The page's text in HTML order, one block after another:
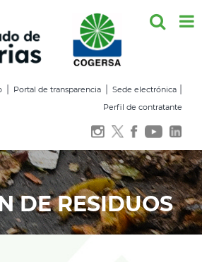
| Portal de transparencia | Sede electrónica |
Perfil de contratante
DE RESIDUOS